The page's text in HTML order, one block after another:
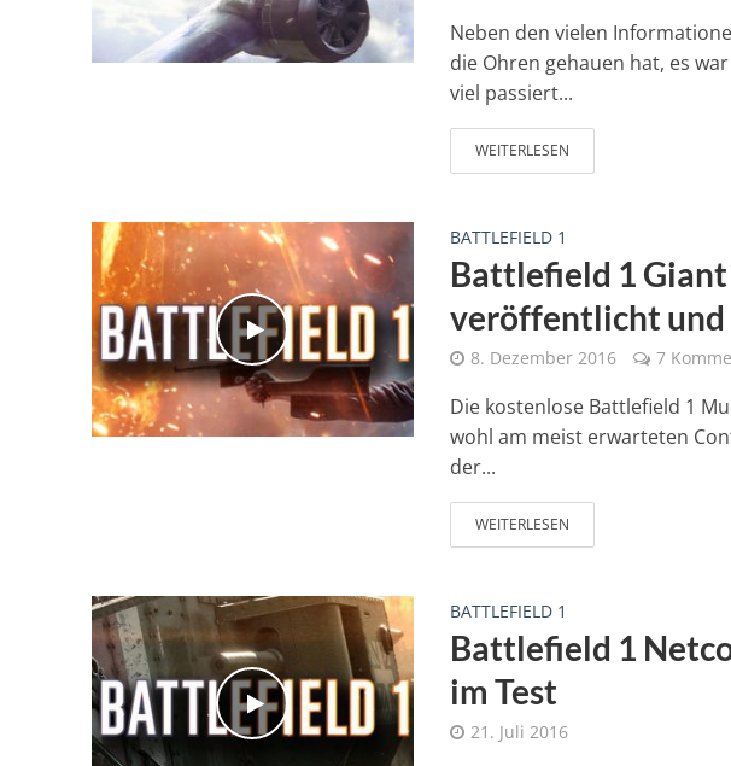
Neben den vielen
die Ohren gehauen hat, es
viel passiert...
WEITERLESEN
BATTLEFIELD 1
Battlefield 1
veröffentlicht und
8. Dezember 2016 7
Die kostenlose Battlefield 1
wohl am meist erwarteten
der...
WEITERLESEN
BATTLEFIELD 1
Battlefield 1
im Test
21. Juli 2016